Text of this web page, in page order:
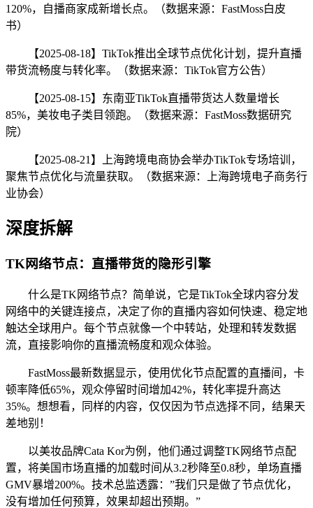
120%，自播商家成新增长点。（数据来源：FastMoss白皮
书）
【2025-08-18】TikTok推出全球节点优化计划，提升直播
带货流畅度与转化率。（数据来源：TikTok官方公告）
【2025-08-15】东南亚TikTok直播带货达人数量增长
85%，美妆电子类目领跑。（数据来源：FastMoss数据研究
院）
【2025-08-21】上海跨境电商协会举办TikTok专场培训，
聚焦节点优化与流量获取。（数据来源：上海跨境电子商务行
业协会）
深度拆解
TK网络节点：直播带货的隐形引擎
什么是TK网络节点？简单说，它是TikTok全球内容分发
网络中的关键连接点，决定了你的直播内容如何快速、稳定地
触达全球用户。每个节点就像一个中转站，处理和转发数据
流，直接影响你的直播流畅度和观众体验。
FastMoss最新数据显示，使用优化节点配置的直播间，卡
顿率降低65%，观众停留时间增加42%，转化率提升高达
35%。想想看，同样的内容，仅仅因为节点选择不同，结果天
差地别！
以美妆品牌Cata Kor为例，他们通过调整TK网络节点配
置，将美国市场直播的加载时间从3.2秒降至0.8秒，单场直播
GMV暴增200%。技术总监透露：”我们只是做了节点优化，
没有增加任何预算，效果却超出预期。”